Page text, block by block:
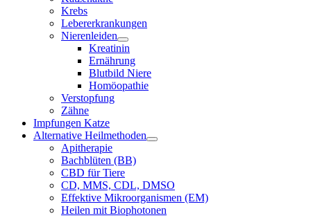
Krebs
Lebererkrankungen
Nierenleiden
Kreatinin
Ernährung
Blutbild Niere
Homöopathie
Verstopfung
Zähne
Impfungen Katze
Alternative Heilmethoden
Apitherapie
Bachblüten (BB)
CBD für Tiere
CD, MMS, CDL, DMSO
Effektive Mikroorganismen (EM)
Heilen mit Biophotonen